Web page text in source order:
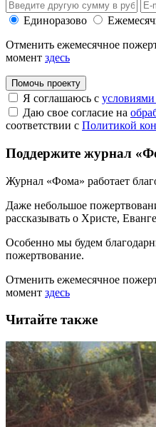
Единоразово
Отменить ежемесячное
момент здесь
Помочь проекту
Я соглашаюсь с
Даю свое согласие на
соответствии с Политикой
Поддержите журнал
Журнал «Фома» работает
Даже небольшое
рассказывать о Христе,
Особенно мы будем
пожертвование.
Отменить ежемесячное
момент здесь
Читайте также